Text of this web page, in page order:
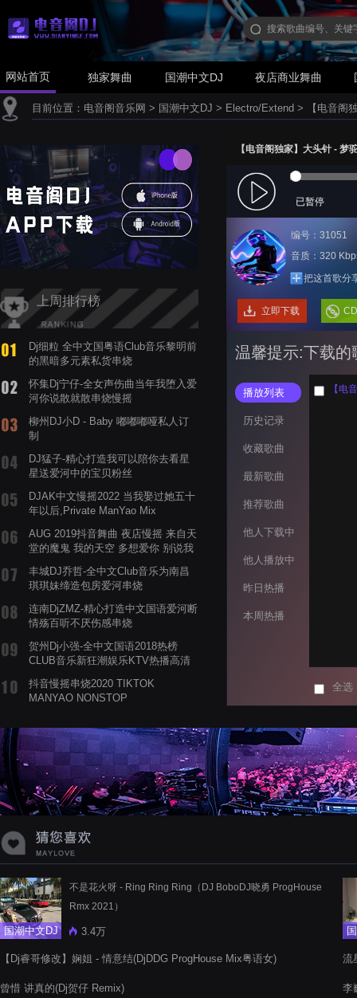
网站首页 独家舞曲 国潮中文DJ 夜店商业舞曲
目前位置： 电音阁音乐网 > 国潮中文DJ > Electro/Extend > 【电音阁
上周排行榜
Dj细粒 全中文国粤语Club音乐黎明前
的黑暗多元素私货串烧
怀集Dj宁仔-全女声伤曲当年我堕入爱
河你说散就散串烧慢摇
柳州DJ小D - Baby 嘟嘟嘟哑私人订
制
DJ猛子-精心打造我可以陪你去看星
星送爱河中的宝贝粉丝
DJAK中文慢摇2022 当我娶过她五十
年以后,Private ManYao Mix
AUG 2019抖音舞曲 夜店慢摇 来自天
堂的魔鬼 我的天空 多想爱你 别说我
丰城DJ乔哲-全中文Club音乐为南昌
琪琪妹缔造包房爱河串烧
连南DjZMZ-精心打造中文国语爱河断
情殇百听不厌伤感串烧
贺州Dj小强-全中文国语2018热榜
CLUB音乐新狂潮娱乐KTV热播高清
抖音慢摇串烧2020 TIKTOK
MANYAO NONSTOP
蝉爸爸妈妈爱存在夏天的风是想你的
声音啊
【电音阁独家】大头针 -
已暂停
编号：31051
音质：320
把这首歌分
立即下载
温馨提示:下载的
播放列表
历史记录
收藏歌曲
最新歌曲
推荐歌曲
他人下载中
他人播放中
昨日热播
本周热播
【电
全选
国潮中文DJ
不是花火呀 - Ring Ring Ring（DJ BoboDJ晓勇 ProgHouse
Rmx 2021）
3.4万
【Dj睿哥修改】娴姐 - 情意结(DjDDG ProgHouse Mix粤语女)
曾惜 讲真的(Dj贺仔 Remix)
流
李